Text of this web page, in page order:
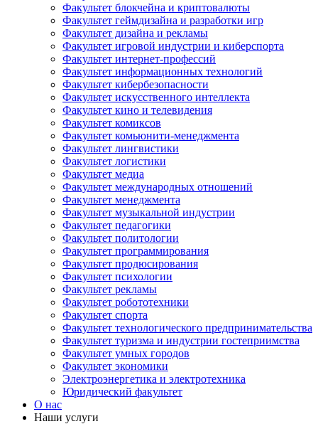
Факультет блокчейна и криптовалюты
Факультет геймдизайна и разработки игр
Факультет дизайна и рекламы
Факультет игровой индустрии и киберспорта
Факультет интернет-профессий
Факультет информационных технологий
Факультет кибербезопасности
Факультет искусственного интеллекта
Факультет кино и телевидения
Факультет комиксов
Факультет комьюнити-менеджмента
Факультет лингвистики
Факультет логистики
Факультет медиа
Факультет международных отношений
Факультет менеджмента
Факультет музыкальной индустрии
Факультет педагогики
Факультет политологии
Факультет программирования
Факультет продюсирования
Факультет психологии
Факультет рекламы
Факультет робототехники
Факультет спорта
Факультет технологического предпринимательства
Факультет туризма и индустрии гостеприимства
Факультет умных городов
Факультет экономики
Электроэнергетика и электротехника
Юридический факультет
О нас
Наши услуги